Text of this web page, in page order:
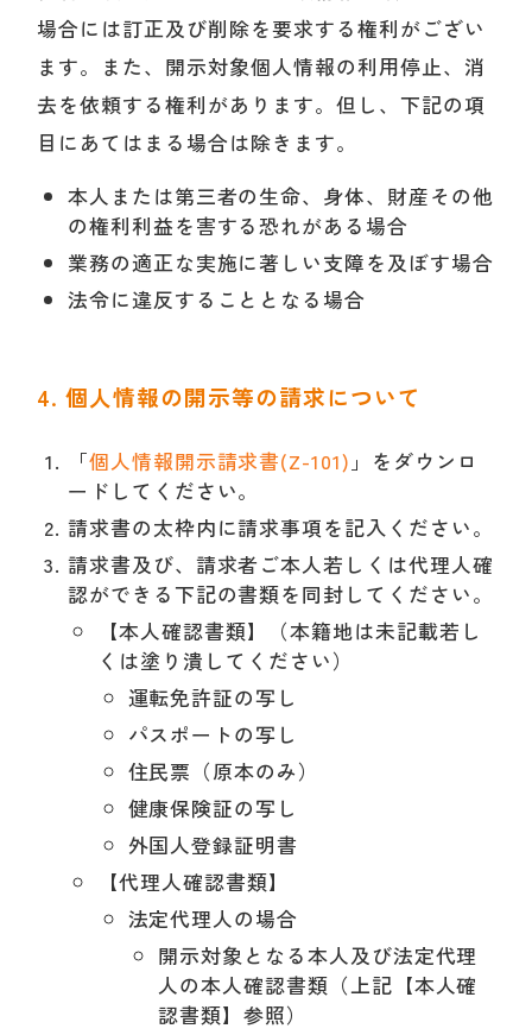
場合には訂正及び削除を要求する権利がござい
ます。また、開示対象個人情報の利用停止、消
去を依頼する権利があります。但し、下記の項
目にあてはまる場合は除きます。
本人または第三者の生命、身体、財産その他
の権利利益を害する恐れがある場合
業務の適正な実施に著しい支障を及ぼす場合
法令に違反することとなる場合
4. 個人情報の開示等の請求について
「個人情報開示請求書(Z-101) 」をダウンロ
ードしてください。
請求書の太枠内に請求事項を記入ください。
請求書及び、請求者ご本人若しくは代理人確
認ができる下記の書類を同封してください。
【本人確認書類】（本籍地は未記載若し
くは塗り潰してください）
運転免許証の写し
パスポートの写し
住民票（原本のみ）
健康保険証の写し
外国人登録証明書
【代理人確認書類】
法定代理人の場合
開示対象となる本人及び法定代理
人の本人確認書類（上記【本人確
認書類】参照）